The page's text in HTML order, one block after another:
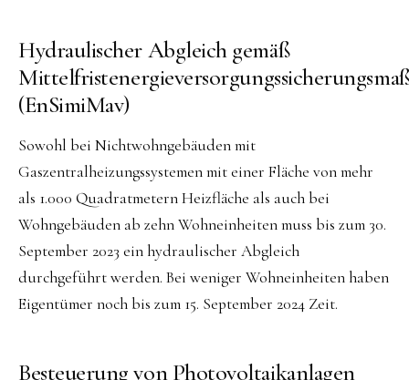
Hydraulischer Abgleich gemäß
(EnSimiMav)
Sowohl bei Nichtwohngebäuden mit
Gaszentralheizungssystemen mit einer Fläche von mehr
als 1.000 Quadratmetern Heizfläche als auch bei
Wohngebäuden ab zehn Wohneinheiten muss bis zum 30.
September 2023 ein hydraulischer Abgleich
durchgeführt werden. Bei weniger Wohneinheiten haben
Eigentümer noch bis zum 15. September 2024 Zeit.
Besteuerung von Photovoltaikanlagen